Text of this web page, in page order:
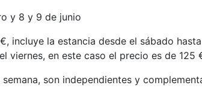
y 8 y 9 de junio
incluye la estancia desde el sábado
viernes, en este caso el precio es de 125
son independientes y